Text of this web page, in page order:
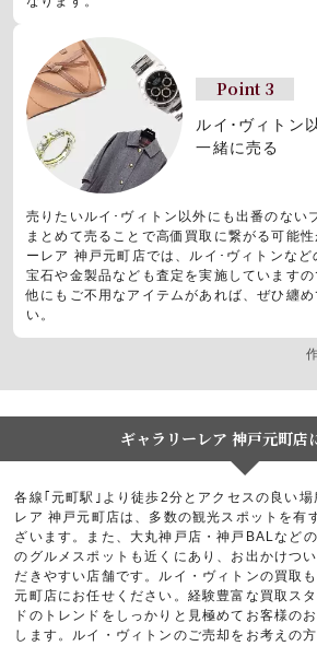
Point 3
ルイ･ヴィトン
一緒に売る
売りたいルイ･ヴィトン以外にも出番のない
まとめて売ることで高価買取に繋がる可能
ーレア 神戸元町店では、ルイ･ヴィトンなど
宝石や金製品なども査定を実施しています
他にもご不用なアイテムがあれば、ぜひ纏
い。
ギャラリーレア 神戸元町店
各線｢元町駅｣より徒歩2分とアクセスの良い
レア 神戸元町店は、多数の観光スポットを有
ざいます。また、大丸神戸店・神戸BALなど
のグルメスポットも近くにあり、お出かけつ
だきやすい店舗です。ルイ・ヴィトンの買取
元町店にお任せください。経験豊富な買取ス
ドのトレンドをしっかりと見極めてお客様の
します。ルイ・ヴィトンのご売却をお考えの